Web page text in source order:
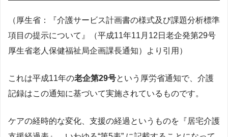
（厚生省：『介護サービス計画書の様式及び課題分析標準
項目の提示について』（平成11年11月12日老企発第29号
厚生省老人保健福祉局企画課長通知）より引用）
これは平成11年の老企第29号という厚労省通知で、介護
記録はこの通知に基づいて実施されているものです。
ケアの経時的な変化、支援の経過というものを『居宅介護